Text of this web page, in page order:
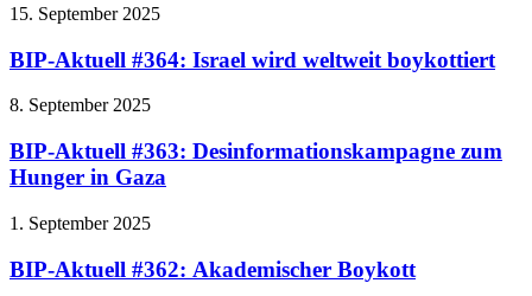
15. September 2025
BIP-Aktuell #364: Israel wird weltweit boykottiert
8. September 2025
BIP-Aktuell #363: Desinformationskampagne zum
Hunger in Gaza
1. September 2025
BIP-Aktuell #362: Akademischer Boykott